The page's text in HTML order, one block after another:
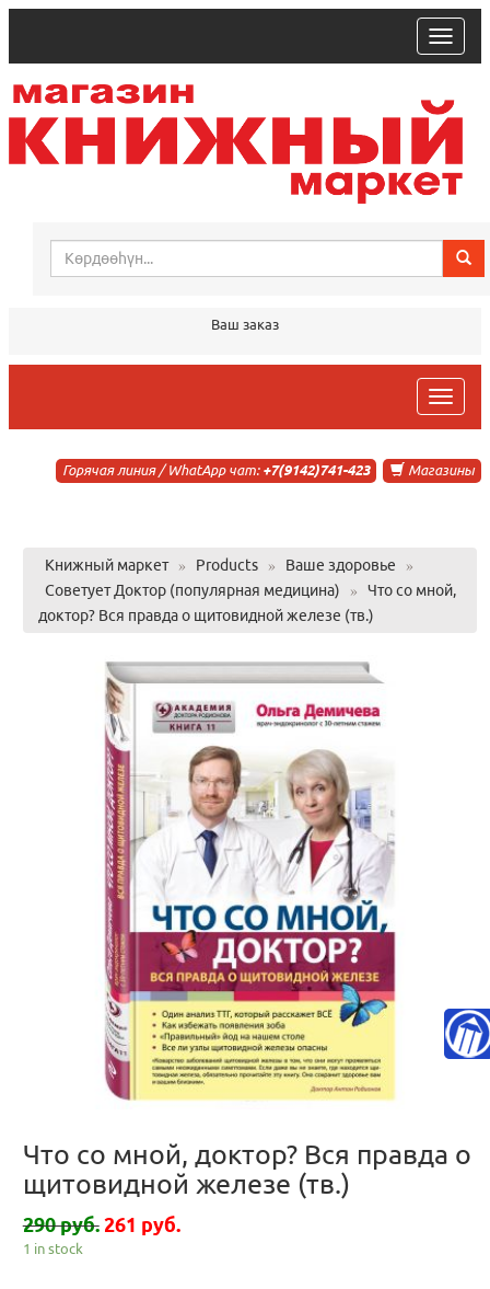
trk
Ваш заказ
trk
Магазины
Горячая линия / WhatApp чат: +7(9142)741-423
Книжный маркет » Products » Ваше здоровье
»
Советует Доктор (популярная медицина)
»
Что со мной,
доктор? Вся правда о щитовидной железе (тв.)
Что со мной, доктор? Вся правда о
щитовидной железе (тв.)
290 руб. 261 руб.
1 in stock